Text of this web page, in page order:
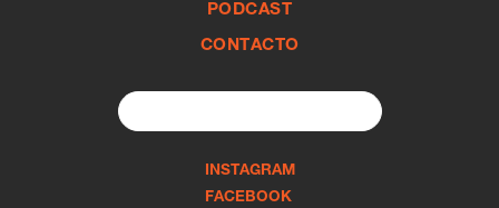
PODCAST
CONTACTO
for:
INSTAGRAM
FACEBOOK